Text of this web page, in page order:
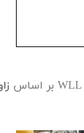
WLL بر اساس